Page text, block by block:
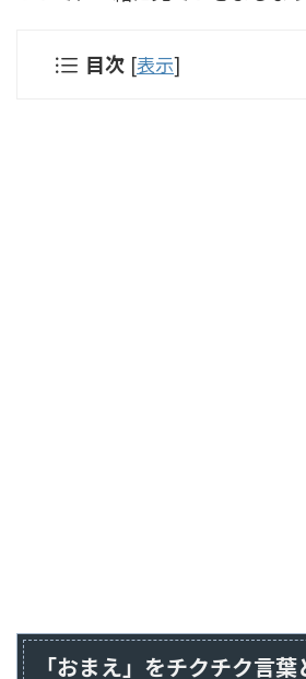
目次 [表示]
「おまえ」をチクチク言